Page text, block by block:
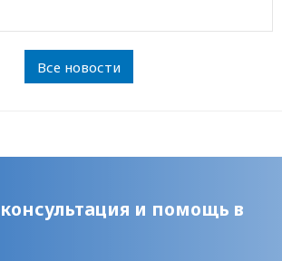
Все новости
и помощь в